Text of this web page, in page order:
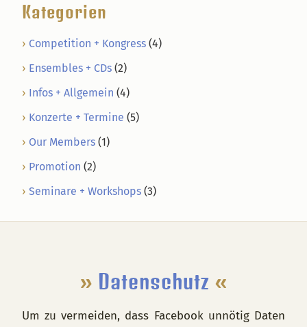
Kategorien
Competition + Kongress (4)
Ensembles + CDs (2)
Infos + Allgemein (4)
Konzerte + Termine (5)
Our Members (1)
Promotion (2)
Seminare + Workshops (3)
» Datenschutz «
Um zu vermeiden, dass Facebook unnötig Daten